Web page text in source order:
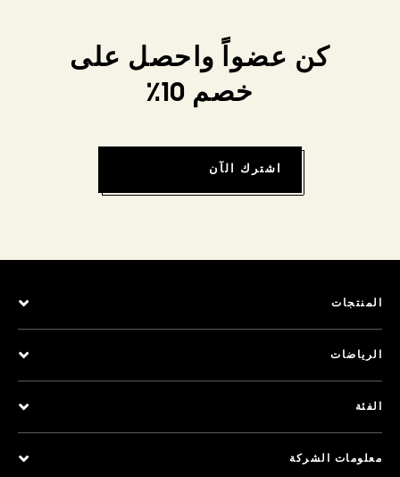
كن عضواً واحصل على
خصم 10٪
اشترك الآن
المنتجات
الرياضات
الفئة
معلومات الشركة